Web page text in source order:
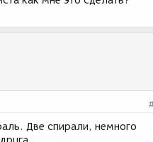
Две спирали, немного